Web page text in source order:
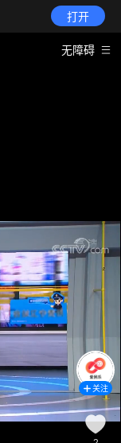
打开
无障碍
关注